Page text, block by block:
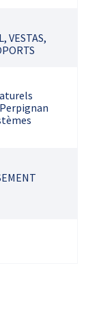
VESTAS,